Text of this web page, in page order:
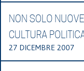
NON SOLO
CULTURA
27 DICEMBRE 2007